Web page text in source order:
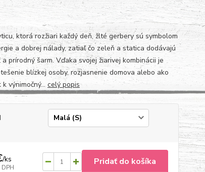
ktorá rozžiari každý deň, žlté gerbery sú symbolom
a dobrej nálady, zatiaľ čo zeleň a statica dodávajú
prírodný šarm. Vďaka svojej žiarivej kombinácii je
blízkej osoby, rozjasnenie domova alebo ako
výnimočný... celý popis
/ks Pridať do košíka